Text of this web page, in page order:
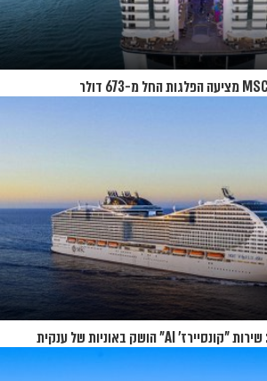
אחרי ש-170 אלף התנסו: שירות "קונסיירז' AI" הושק באוניות של ענקית